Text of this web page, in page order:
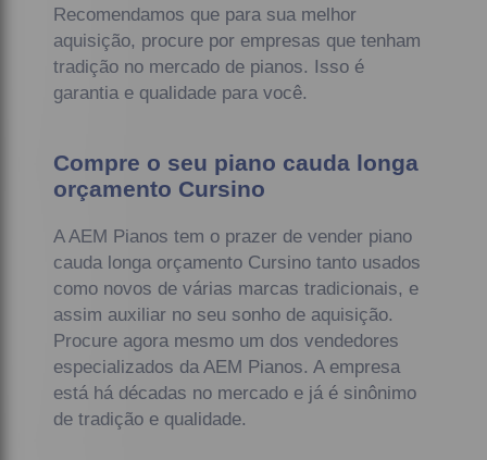
Recomendamos que para sua melhor
aquisição, procure por empresas que tenham
tradição no mercado de pianos. Isso é
garantia e qualidade para você.
Compre o seu piano cauda longa
orçamento Cursino
A AEM Pianos tem o prazer de vender piano
cauda longa orçamento Cursino tanto usados
como novos de várias marcas tradicionais, e
assim auxiliar no seu sonho de aquisição.
Procure agora mesmo um dos vendedores
especializados da AEM Pianos. A empresa
está há décadas no mercado e já é sinônimo
de tradição e qualidade.